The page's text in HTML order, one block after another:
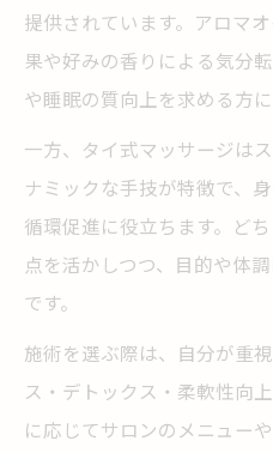
提供されています。アロマ
果や好みの香りによる気分
や睡眠の質向上を求める方に
一方、タイ式マッサージは
ナミックな手技が特徴で、
循環促進に役立ちます。ど
点を活かしつつ、目的や体
です。
施術を選ぶ際は、自分が重
ス・デトックス・柔軟性向
に応じてサロンのメニュー